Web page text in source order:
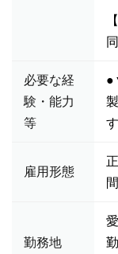
必要な経
験・能力
等
す
雇用形態
勤務地